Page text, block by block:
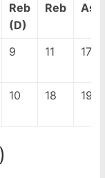
Reb
(D)
Reb Ass
9 11 17
10 18 19